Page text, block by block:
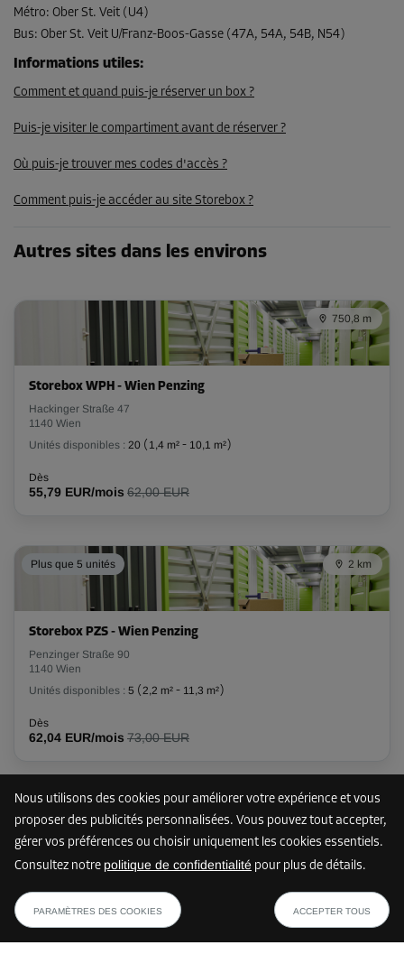
Nous utilisons des cookies pour améliorer votre expérience et vous
proposer des publicités personnalisées. Vous pouvez tout accepter,
gérer vos préférences ou choisir uniquement les cookies essentiels.
Consultez notre politique de confidentialité pour plus de détails.
PARAMÈTRES DES COOKIES ACCEPTER TOUS
Compartiment 32
Surface: 3,7 m²
Volume: 10,4 m³
Long:3,1m Larg:1,2m Haut:2,8m
-10%
Dès
125,99 EUR/mois
Volume: 12 m³
m Haut:2,8m
-10%
Dès
Surface: 9,1 m²
Volume: 25,5 m³
Larg: Haut:2,8m
Dès
256,00 EUR/mois
Compartiment 58
Surface: 5,8 m²
Volume: 16,2 m³
Long: Larg: m Haut: 2,8 m
Dès
188,00 EUR/mois
Métro: Ober St. Veit (U4)
Bus: Ober St. Veit U/Franz-Boos-Gasse (47A, 54A, 54B, N54)
Informations utiles:
Comment et quand puis-je réserver un box ?
Puis-je visiter le compartiment avant de réserver ?
Où puis-je trouver mes codes d'accès ?
Comment puis-je accéder au site Storebox ?
Autres sites dans les environs
750,8 m
Storebox WPH - Wien Penzing
Hackinger Straße 47
1140 Wien
Unités disponibles : 20 ( 1,4 m² - 10,1 m²)
Dès
55,79 EUR/mois 62,00 EUR
Plus que 5 unités 2 km
Storebox PZS - Wien Penzing
Penzinger Straße 90
1140 Wien
Unités disponibles : 5 (2,2 m² - 11,3 m²)
Dès
62,04 EUR/mois 73,00 EUR
1140 Wien
125,99 EUR/mois AFFICHER LE PLAN